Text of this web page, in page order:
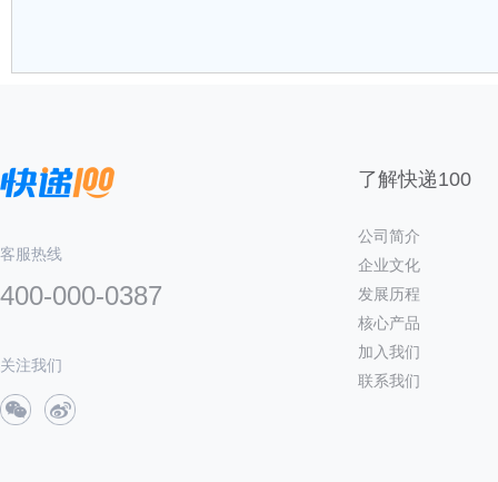
客服热线
400-000-0387
关注我们
了解快递100
公司简介
企业文化
发展历程
核心产品
加入我们
联系我们